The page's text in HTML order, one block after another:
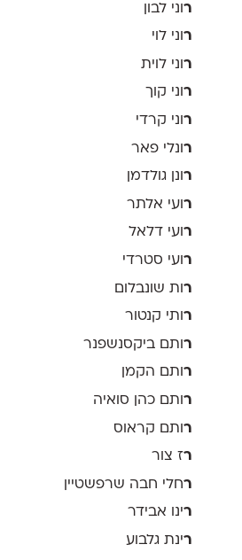
ר וני לבון
רוני לוי
ר וני לוית
רוני קוך
ר וני קרדי
ר ונלי פאר
רונן גולדמן
ר ועי אלתר
רועי דלאל
ר ועי סטרדי
רות שונבלום
ר ותי קנטור
ר ותם ביקסנשפנר
רותם הקמן
ר ותם כהן סואיה
רותם קראוס
רז צור
רחלי חבה שרפשטיין
רינו אבידר
רינת גלבוע